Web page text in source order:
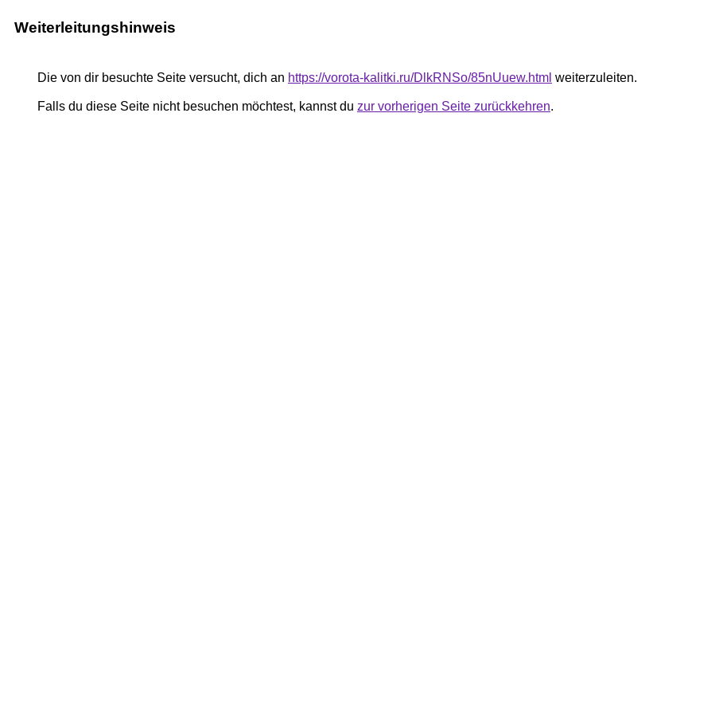
Weiterleitungshinweis
Die von dir besuchte Seite versucht, dich an https://vorota-kalitki.ru/DlkRNSo/85nUuew.html weiterzuleiten.
Falls du diese Seite nicht besuchen möchtest, kannst du zur vorherigen Seite zurückkehren.